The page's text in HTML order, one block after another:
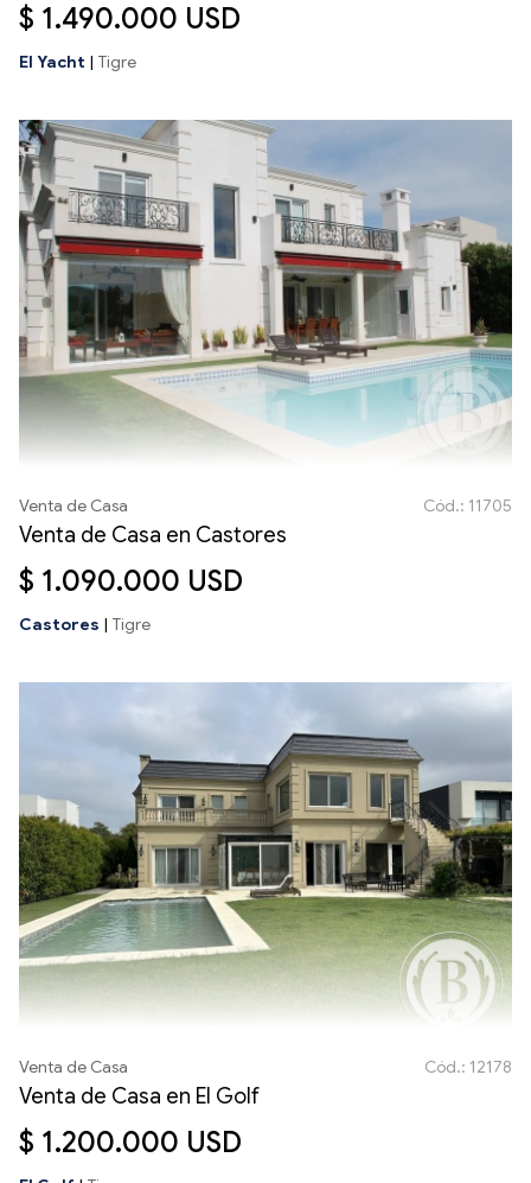
$ 1.490.000 USD
El Yacht | Tigre
Venta de Casa Cód.: 11705
Venta de Casa en Castores
$ 1.090.000 USD
Castores | Tigre
Venta de Casa Cód.: 12178
Venta de Casa en El Golf
$ 1.200.000 USD